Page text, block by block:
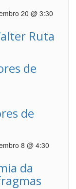
20 @ 3:30
Ruta
de
de
8 @ 4:30
da